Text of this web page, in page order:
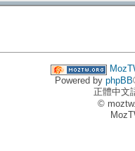
Powered by phpBB
正體中文
©